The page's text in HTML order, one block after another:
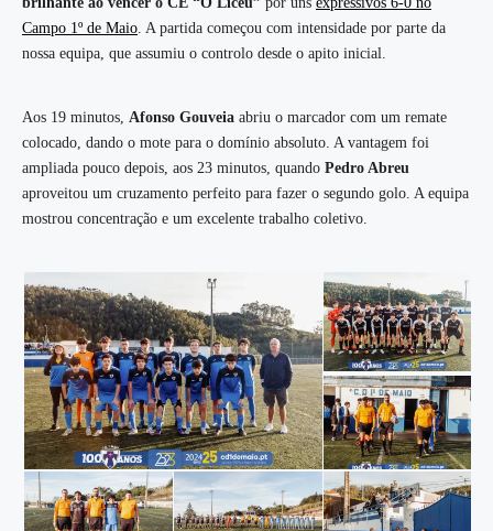
Campo 1º de Maio . A partida começou com intensidade por parte da
nossa equipa, que assumiu o controlo desde o apito inicial.
Aos 19 minutos, Afonso Gouveia abriu o marcador com um remate
colocado, dando o mote para o domínio absoluto. A vantagem foi
ampliada pouco depois, aos 23 minutos, quando Pedro Abreu
aproveitou um cruzamento perfeito para fazer o segundo golo. A equipa
mostrou concentração e um excelente trabalho coletivo.